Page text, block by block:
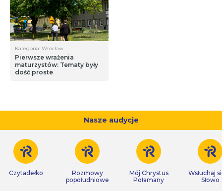
Kategoria: Wrocław
Pierwsze wrażenia
maturzystów: Tematy były
dość proste
Nasze audycje
Czytadełko
Rozmowy
popołudniowe
Mój Chrystus
Połamany
Wsłuchaj
Słowo